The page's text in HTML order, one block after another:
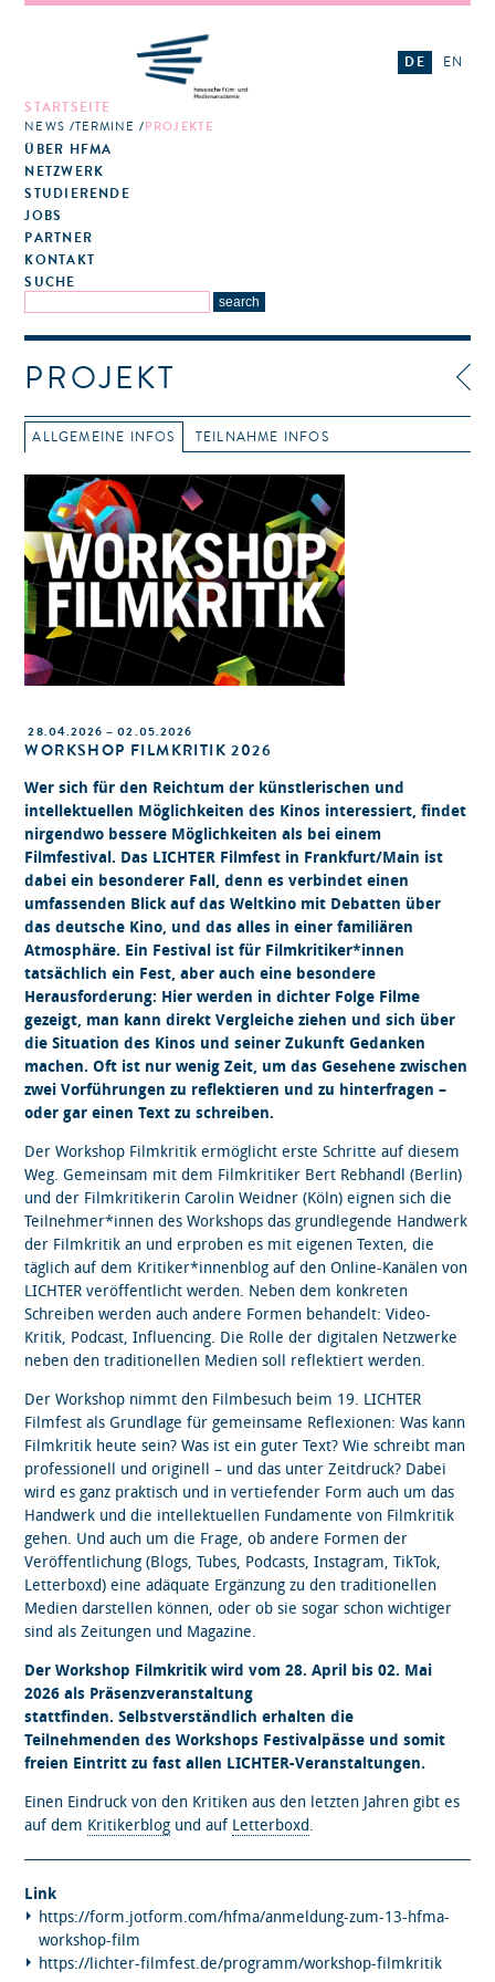
STARTSEITE
NEWS TERMINE PROJEKTE
ÜBER HFMA
NETZWERK
STUDIERENDE
JOBS
PARTNER
KONTAKT
SUCHE
DE EN
PROJEKT
ALLGEMEINE INFOS TEILNAHME INFOS
28.04.2026 – 02.05.2026
WORKSHOP FILMKRITIK 2026
Wer sich für den Reichtum der künstlerischen und
intellektuellen Möglichkeiten des Kinos interessiert, findet
nirgendwo bessere Möglichkeiten als bei einem
Filmfestival. Das LICHTER Filmfest in Frankfurt/Main ist
dabei ein besonderer Fall, denn es verbindet einen
umfassenden Blick auf das Weltkino mit Debatten über
das deutsche Kino, und das alles in einer familiären
Atmosphäre. Ein Festival ist für Filmkritiker*innen
tatsächlich ein Fest, aber auch eine besondere
Herausforderung: Hier werden in dichter Folge Filme
gezeigt, man kann direkt Vergleiche ziehen und sich über
die Situation des Kinos und seiner Zukunft Gedanken
machen. Oft ist nur wenig Zeit, um das Gesehene zwischen
zwei Vorführungen zu reflektieren und zu hinterfragen –
oder gar einen Text zu schreiben.
Der Workshop Filmkritik ermöglicht erste Schritte auf diesem
Weg. Gemeinsam mit dem Filmkritiker Bert Rebhandl (Berlin)
und der Filmkritikerin Carolin Weidner (Köln) eignen sich die
Teilnehmer*innen des Workshops das grundlegende Handwerk
der Filmkritik an und erproben es mit eigenen Texten, die
täglich auf dem Kritiker*innenblog auf den Online-Kanälen von
LICHTER veröffentlicht werden. Neben dem konkreten
Schreiben werden auch andere Formen behandelt: Video-
Kritik, Podcast, Influencing. Die Rolle der digitalen Netzwerke
neben den traditionellen Medien soll reflektiert werden.
Der Workshop nimmt den Filmbesuch beim 19. LICHTER
Filmfest als Grundlage für gemeinsame Reflexionen: Was kann
Filmkritik heute sein? Was ist ein guter Text? Wie schreibt man
professionell und originell – und das unter Zeitdruck? Dabei
wird es ganz praktisch und in vertiefender Form auch um das
Handwerk und die intellektuellen Fundamente von Filmkritik
gehen. Und auch um die Frage, ob andere Formen der
Veröffentlichung (Blogs, Tubes, Podcasts, Instagram, TikTok,
Letterboxd) eine adäquate Ergänzung zu den traditionellen
Medien darstellen können, oder ob sie sogar schon wichtiger
sind als Zeitungen und Magazine.
Der Workshop Filmkritik wird vom 28. April bis 02. Mai
2026 als Präsenzveranstaltung
stattfinden. Selbstverständlich erhalten die
Teilnehmenden des Workshops Festivalpässe und somit
freien Eintritt zu fast allen LICHTER-Veranstaltungen.
Einen Eindruck von den Kritiken aus den letzten Jahren gibt es
auf dem Kritikerblog und auf Letterboxd.
Link
https://form.jotform.com/hfma/anmeldung-zum-13-hfma-
workshop-film
https://lichter-filmfest.de/programm/workshop-filmkritik